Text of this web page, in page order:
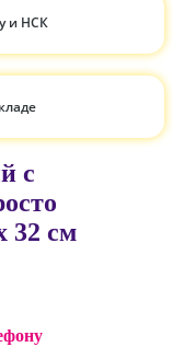
и НСК
с
32 см